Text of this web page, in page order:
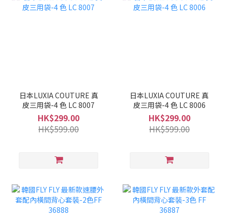
日本LUXIA COUTURE 真
皮三用袋-4 色 LC 8007
HK$299.00
HK$599.00
日本LUXIA COUTURE 真
皮三用袋-4 色 LC 8006
HK$299.00
HK$599.00